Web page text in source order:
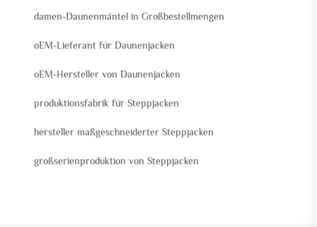
damen-Daunenmäntel in Großbestellmengen
oEM-Lieferant für Daunenjacken
oEM-Hersteller von Daunenjacken
produktionsfabrik für Steppjacken
hersteller maßgeschneiderter Steppjacken
großserienproduktion von Steppjacken